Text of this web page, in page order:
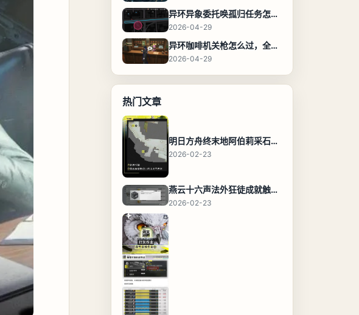
异环异象委托唤孤归任务怎么完成，流程步骤与位置攻略
2026-04-29
异环咖啡机关枪怎么过，全流程通关攻略
2026-04-29
热门文章
明日方舟终末地阿伯莉采石场宝箱全收集攻略，全点位分布图与路线
2026-02-23
燕云十六声法外狂徒成就触发条件与通关攻略
2026-02-23